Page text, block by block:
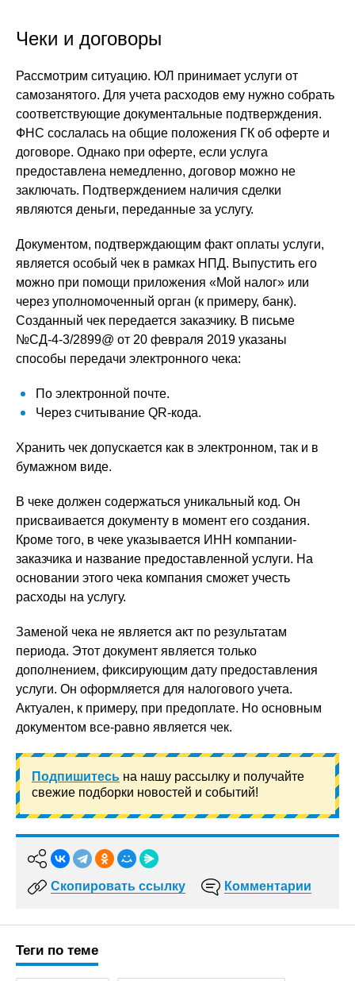
Чеки и договоры
Рассмотрим ситуацию. ЮЛ принимает услуги от
самозанятого. Для учета расходов ему нужно собрать
соответствующие документальные подтверждения.
ФНС сослалась на общие положения ГК об оферте и
договоре. Однако при оферте, если услуга
предоставлена немедленно, договор можно не
заключать. Подтверждением наличия сделки
являются деньги, переданные за услугу.
Документом, подтверждающим факт оплаты услуги,
является особый чек в рамках НПД. Выпустить его
можно при помощи приложения «Мой налог» или
через уполномоченный орган (к примеру, банк).
Созданный чек передается заказчику. В письме
№СД-4-3/2899@ от 20 февраля 2019 указаны
способы передачи электронного чека:
По электронной почте.
Через считывание QR-кода.
Хранить чек допускается как в электронном, так и в
бумажном виде.
В чеке должен содержаться уникальный код. Он
присваивается документу в момент его создания.
Кроме того, в чеке указывается ИНН компании-
заказчика и название предоставленной услуги. На
основании этого чека компания сможет учесть
расходы на услугу.
Заменой чека не является акт по результатам
периода. Этот документ является только
дополнением, фиксирующим дату предоставления
услуги. Он оформляется для налогового учета.
Актуален, к примеру, при предоплате. Но основным
документом все-равно является чек.
Подпишитесь на нашу рассылку и получайте
свежие подборки новостей и событий!
Скопировать ссылку Комментарии
Теги по теме